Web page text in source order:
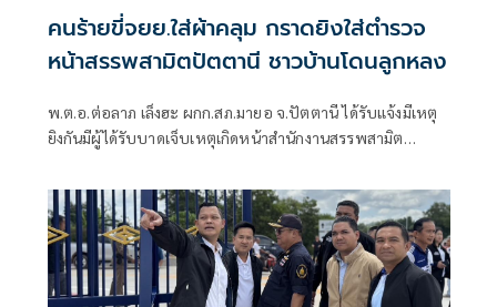
คนร้ายขี่จยย.ใส่ผ้าคลุม กราดยิงใส่ตำรวจ
หน้าสรรพสามิตปัตตานี ชาวบ้านโดนลูกหลง
พ.ต.อ.ต่อลาภ เล็งฮะ ผกก.สภ.มายอ จ.ปัตตานี ได้รับแจ้งมีเหตุ
ยิงกันมีผู้ได้รับบาดเจ็บเหตุเกิดหน้าสำนักงานสรรพสามิต
นราธิวาส - ปัตตานี หลังได้รับแจ้งจึงรายงานให้ผู้บังคับบัญชา
ทราบพร้อมนำกำลังไปที่เกิดเหตุ